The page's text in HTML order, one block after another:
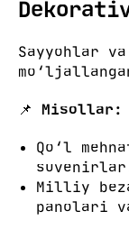
Sayyohlar
📌 Misollar:
Qo‘l
Milliy
panolari